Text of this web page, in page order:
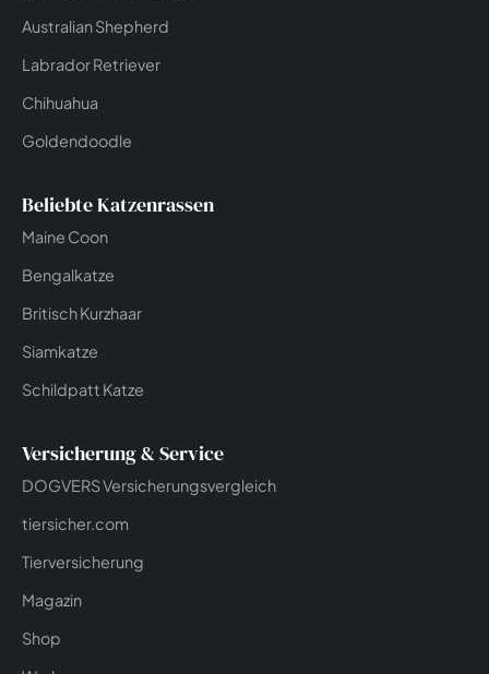
Australian Shepherd
Labrador Retriever
Chihuahua
Goldendoodle
Beliebte Katzenrassen
Maine Coon
Bengalkatze
Britisch Kurzhaar
Siamkatze
Schildpatt Katze
Versicherung & Service
DOGVERS Versicherungsvergleich
tiersicher.com
Tierversicherung
Magazin
Shop